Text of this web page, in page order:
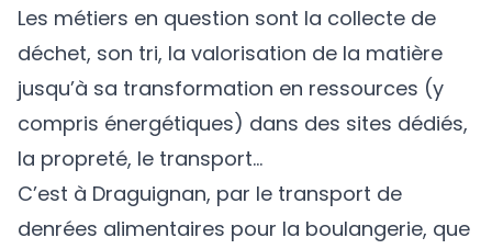
Les métiers en question sont la collecte de
déchet, son tri, la valorisation de la matière
jusqu’à sa transformation en ressources (y
compris énergétiques) dans des sites dédiés,
la propreté, le transport…
C’est à Draguignan, par le transport de
denrées alimentaires pour la boulangerie, que